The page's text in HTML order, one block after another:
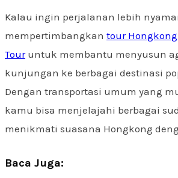
Kalau ingin perjalanan lebih
mempertimbangkan tour Hongkong
Touruntuk membantu menyusun
kunjungan ke berbagai destinasi
Dengan transportasi umum yang
kamu bisa menjelajahi berbagai
menikmati suasana Hongkong
Baca Juga: